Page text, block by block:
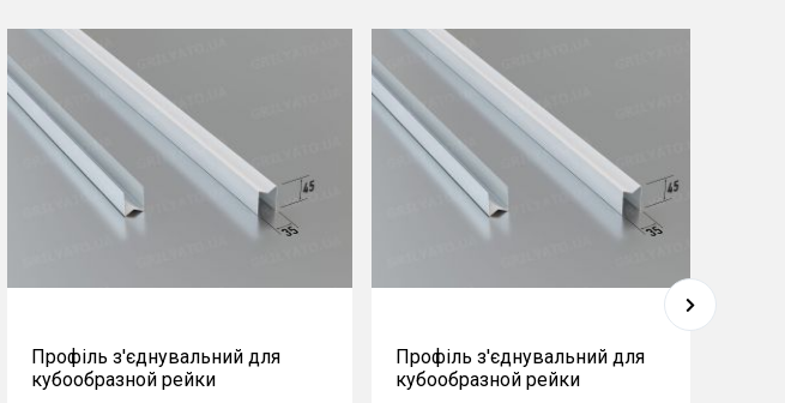
Профіль з'єднувальний для
кубообразной рейки
Профіль з'єднувальний для
кубообразной рейки